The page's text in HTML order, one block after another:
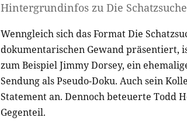
Hintergrundinfos zu Die
Wenngleich sich das Format Die
dokumentarischen Gewand präsentiert,
zum Beispiel Jimmy Dorsey, ein
Sendung als Pseudo-Doku. Auch sein
Statement an. Dennoch beteuerte Todd
Gegenteil.